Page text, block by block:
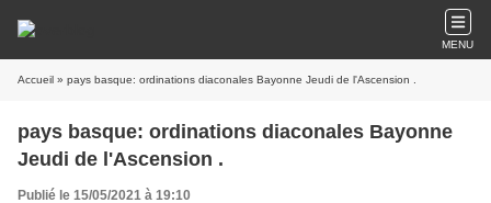
MENU
Accueil » pays basque: ordinations diaconales Bayonne Jeudi de l'Ascension .
pays basque: ordinations diaconales Bayonne
Jeudi de l'Ascension .
Publié le 15/05/2021 à 19:10